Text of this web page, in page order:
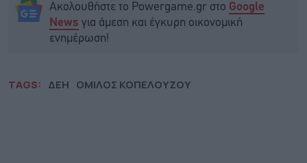
Ακολουθήστε το Powergame.gr στο Google
News για άμεση και έγκυρη οικονομική
ενημέρωση!
TAGS: ΔΕΗ ΟΜΙΛΟΣ ΚΟΠΕΛΟΥΖΟΥ